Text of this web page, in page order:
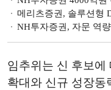
메리츠증권, 솔루션형 DCM 의
NH투자증권, 자문 역량 바탕 '종
임추위는 신 후보에
확대와 신규 성장동